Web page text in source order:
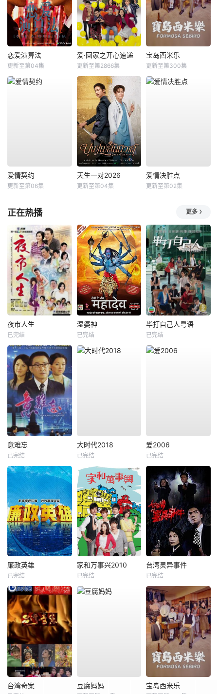
恋爱演算法
更新至第04集
爱·回家之开心速递
更新至第2866集
宝岛西米乐
更新至第300集
爱情契约
更新至第06集
天生一对2026
更新至第04集
爱情决胜点
更新至第02集
正在热播 更多
夜市人生
已完结
湿婆神
已完结
毕打自己人粤语
已完结
意难忘
已完结
大时代2018
已完结
爱2006
已完结
廉政英雄
已完结
家和万事兴2010
已完结
台湾灵异事件
已完结
台湾奇案 豆腐妈妈 宝岛西米乐